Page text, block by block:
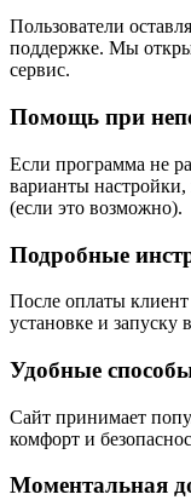
Пользователи
поддержке. Мы
сервис.
Помощь при
Если программа не
варианты
(если это возможно).
Подробные
После оплаты
установке и запуску
Удобные
Сайт принимает
комфорт и
Моментальная